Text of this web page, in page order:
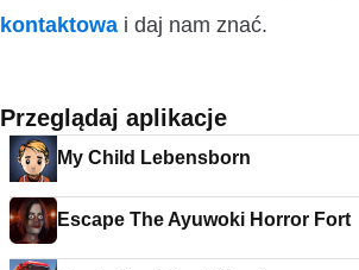
kontaktowa i daj nam znać.
Przeglądaj aplikacje
My Child Lebensborn
Escape The Ayuwoki Horror Fort